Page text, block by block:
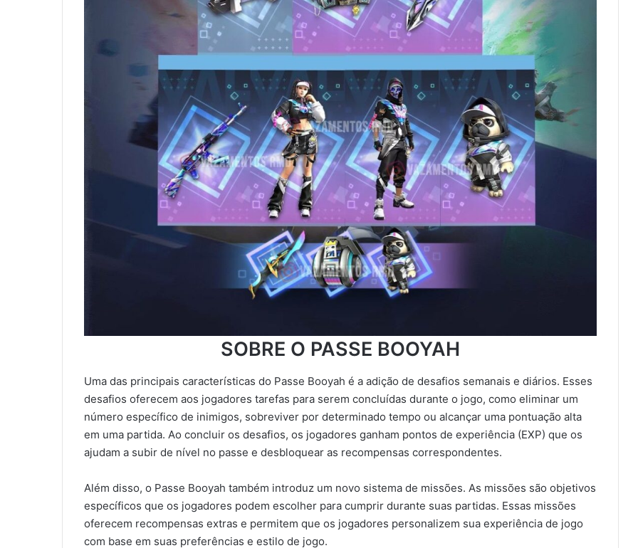
SOBRE O PASSE BOOYAH
Uma das principais características do Passe Booyah é a adição de desafios semanais e diários. Esses
desafios oferecem aos jogadores tarefas para serem concluídas durante o jogo, como eliminar um
número específico de inimigos, sobreviver por determinado tempo ou alcançar uma pontuação alta
em uma partida. Ao concluir os desafios, os jogadores ganham pontos de experiência (EXP) que os
ajudam a subir de nível no passe e desbloquear as recompensas correspondentes.
Além disso, o Passe Booyah também introduz um novo sistema de missões. As missões são objetivos
específicos que os jogadores podem escolher para cumprir durante suas partidas. Essas missões
oferecem recompensas extras e permitem que os jogadores personalizem sua experiência de jogo
com base em suas preferências e estilo de jogo.